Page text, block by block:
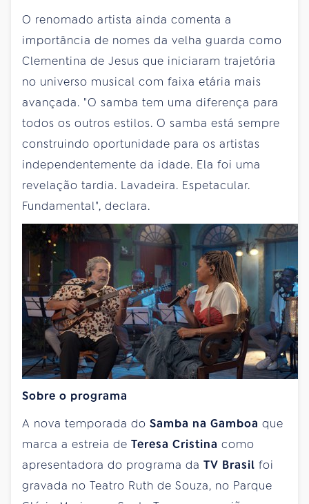
O renomado artista ainda comenta a
importância de nomes da velha guarda como
Clementina de Jesus que iniciaram trajetória
no universo musical com faixa etária mais
avançada. "O samba tem uma diferença para
todos os outros estilos. O samba está sempre
construindo oportunidade para os artistas
independentemente da idade. Ela foi uma
revelação tardia. Lavadeira. Espetacular.
Fundamental", declara.
Sobre o programa
A nova temporada do Samba na Gamboa que
marca a estreia de Teresa Cristina como
apresentadora do programa da TV Brasil foi
gravada no Teatro Ruth de Souza, no Parque